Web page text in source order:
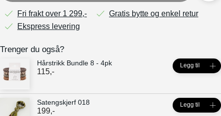
Fri frakt over 1 299,-
Gratis bytte og enkel retur
Ekspress levering
Trenger du også?
Hårstrikk Bundle 8 - 4pk
115,-
Legg til
Satengskjerf 018
199,-
Legg til